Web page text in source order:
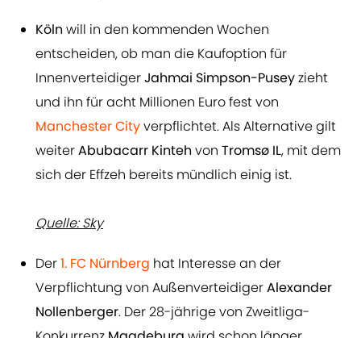
Köln will in den kommenden Wochen
entscheiden, ob man die Kaufoption für
InnenverteidigerJahmai Simpson-Puseyzieht
und ihn für acht Millionen Euro fest von
Manchester Cityverpflichtet. Als Alternative gilt
weiterAbubacarr Kinteh von Tromsø IL, mit dem
sich der Effzeh bereits mündlich einig ist.
Quelle: Sky
Der1. FC Nürnberg hat Interesse an der
Verpflichtung von AußenverteidigerAlexander
Nollenberger. Der 28-jährige von Zweitliga-